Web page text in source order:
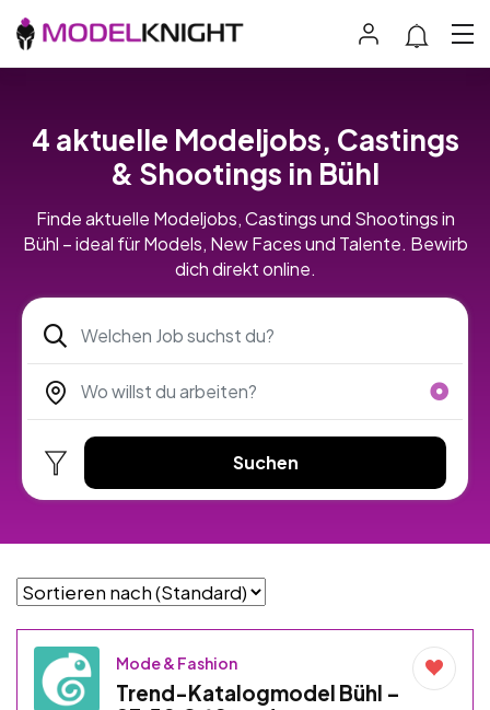
4 aktuelle Modeljobs, Castings
& Shootings in Bühl
Finde aktuelle Modeljobs, Castings und Shootings in
Bühl – ideal für Models, New Faces und Talente. Bewirb
dich direkt online.
Suchen
Mode & Fashion
Trend-Katalogmodel Bühl –